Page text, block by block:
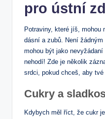
pro ústní
Potraviny, které jíš,
dásní a zubů. Není
mohou být jako
nehodí! Zde je několik
srdci, pokud chceš, aby
Cukry a
Kdybych měl říct, že cukr